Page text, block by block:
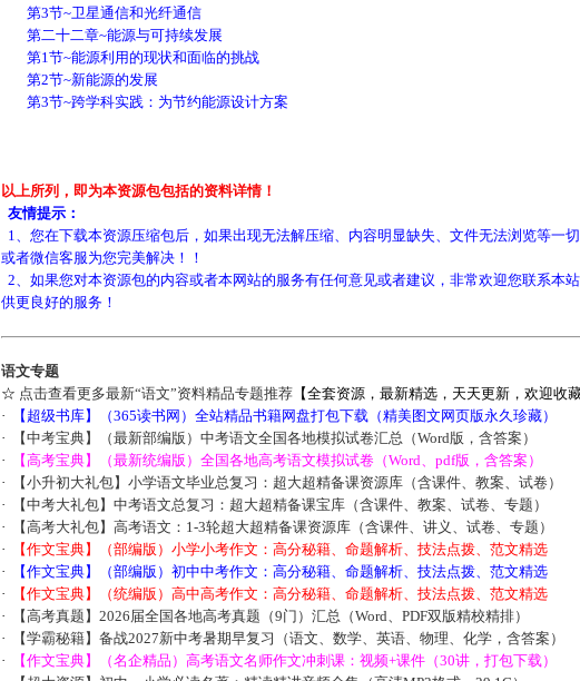
第3节~卫星通信和光纤通信
第二十二章~能源与可持续发展
第1节~能源利用的现状和面临的挑战
第2节~新能源的发展
第3节~跨学科实践：为节约能源设计方案
以上所列，即为本资源包包括的资料详情！
友情提示：
1、您在下载本资源压缩包后，如果出现无法解压缩、内容明显缺失、文件无法浏览等一
或者微信客服为您完美解决！！
2、如果您对本资源包的内容或者本网站的服务有任何意见或者建议，非常欢迎您联系本
供更良好的服务！
语文专题
☆ 点击查看更多最新“语文”资料精品专题推荐【全套资源，最新精选，天天更新，欢迎收藏
·
【超级书库】（365读书网）全站精品书籍网盘打包下载（精美图文网页版永久珍藏）
·
【中考宝典】（最新部编版）中考语文全国各地模拟试卷汇总（Word版，含答案）
·
【高考宝典】（最新统编版）全国各地高考语文模拟试卷（Word、pdf版，含答案）
·
【小升初大礼包】小学语文毕业总复习：超大超精备课资源库（含课件、教案、试卷）
·
【中考大礼包】中考语文总复习：超大超精备课宝库（含课件、教案、试卷、专题）
·
【高考大礼包】高考语文：1-3轮超大超精备课资源库（含课件、讲义、试卷、专题）
·
【作文宝典】（部编版）小学小考作文：高分秘籍、命题解析、技法点拨、范文精选
·
【作文宝典】（部编版）初中中考作文：高分秘籍、命题解析、技法点拨、范文精选
·
【作文宝典】（统编版）高中高考作文：高分秘籍、命题解析、技法点拨、范文精选
·
【高考真题】2026届全国各地高考真题（9门）汇总（Word、PDF双版精校精排）
·
【学霸秘籍】备战2027新中考暑期早复习（语文、数学、英语、物理、化学，含答案）
·
【作文宝典】（名企精品）高考语文名师作文冲刺课：视频+课件（30讲，打包下载）